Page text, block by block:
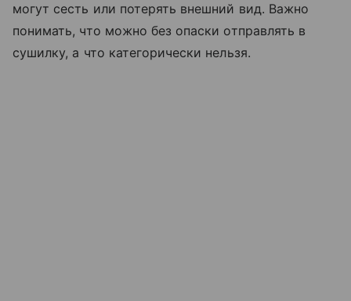
могут сесть или потерять внешний вид. Важно
понимать, что можно без опаски отправлять в
сушилку, а что категорически нельзя.